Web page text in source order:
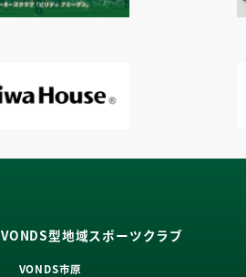
VONDS型地域スポーツクラブ
VONDS市原